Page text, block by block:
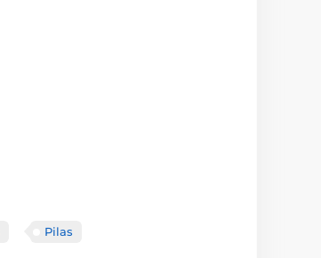
Pilas